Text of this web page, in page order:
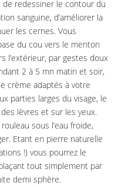
de redessiner le contour du
sanguine, d’améliorer la
les cernes. Vous
du cou vers le menton
l’extérieur, par gestes doux
2 à 5 mn matin et soir,
crème adaptés à votre
parties larges du visage, le
lèvres et sur les yeux.
sous l’eau froide,
Etant en pierre naturelle
!) vous pourrez le
tout simplement par
demi sphère.